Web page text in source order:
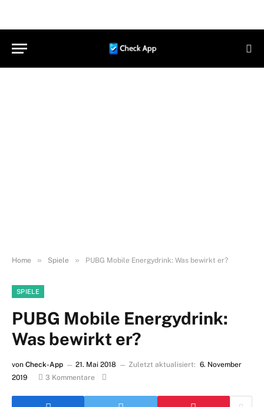
Home » Spiele » PUBG Mobile Energydrink: Was bewirkt er?
SPIELE
PUBG Mobile Energydrink:
Was bewirkt er?
von Check-App 21. Mai 2018 Zuletzt aktualisiert: 6. November
2019
3 Kommentare